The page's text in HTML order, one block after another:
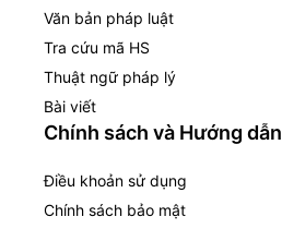
Văn bản pháp luật
Tra cứu mã HS
Thuật ngữ pháp lý
Bài viết
Chính sách và Hướng dẫn
Điều khoản sử dụng
Chính sách bảo mật